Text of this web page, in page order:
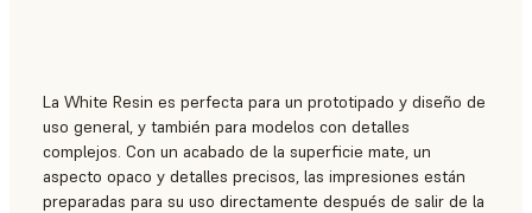
La White Resin es perfecta para un prototipado y diseño de
uso general, y también para modelos con detalles
complejos. Con un acabado de la superficie mate, un
aspecto opaco y detalles precisos, las impresiones están
preparadas para su uso directamente después de salir de la